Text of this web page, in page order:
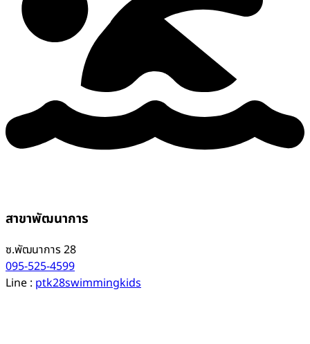
สาขาพัฒนาการ
ซ.พัฒนาการ 28
095-525-4599
Line : ptk28swimmingkids